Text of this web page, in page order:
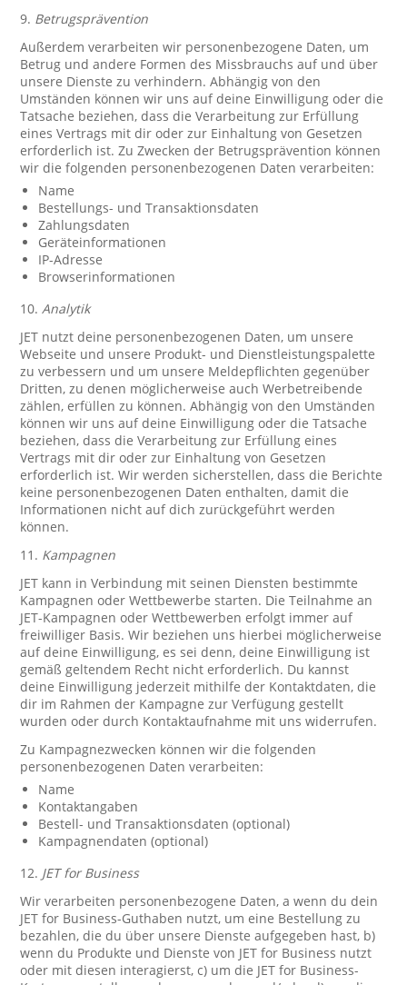
9. Betrugsprävention
Außerdem verarbeiten wir personenbezogene Daten, um
Betrug und andere Formen des Missbrauchs auf und über
unsere Dienste zu verhindern. Abhängig von den
Umständen können wir uns auf deine Einwilligung oder die
Tatsache beziehen, dass die Verarbeitung zur Erfüllung
eines Vertrags mit dir oder zur Einhaltung von Gesetzen
erforderlich ist. Zu Zwecken der Betrugsprävention können
wir die folgenden personenbezogenen Daten verarbeiten:
Name
Bestellungs- und Transaktionsdaten
Zahlungsdaten
Geräteinformationen
IP-Adresse
Browserinformationen
10.Analytik
JET nutzt deine personenbezogenen Daten, um unsere
Webseite und unsere Produkt- und Dienstleistungspalette
zu verbessern und um unsere Meldepflichten gegenüber
Dritten, zu denen möglicherweise auch Werbetreibende
zählen, erfüllen zu können. Abhängig von den Umständen
können wir uns auf deine Einwilligung oder die Tatsache
beziehen, dass die Verarbeitung zur Erfüllung eines
Vertrags mit dir oder zur Einhaltung von Gesetzen
erforderlich ist. Wir werden sicherstellen, dass die Berichte
keine personenbezogenen Daten enthalten, damit die
Informationen nicht auf dich zurückgeführt werden
können.
11. Kampagnen
JET kann in Verbindung mit seinen Diensten bestimmte
Kampagnen oder Wettbewerbe starten. Die Teilnahme an
JET-Kampagnen oder Wettbewerben erfolgt immer auf
freiwilliger Basis. Wir beziehen uns hierbei möglicherweise
auf deine Einwilligung, es sei denn, deine Einwilligung ist
gemäß geltendem Recht nicht erforderlich. Du kannst
deine Einwilligung jederzeit mithilfe der Kontaktdaten, die
dir im Rahmen der Kampagne zur Verfügung gestellt
wurden oder durch Kontaktaufnahme mit uns widerrufen.
Zu Kampagnezwecken können wir die folgenden
personenbezogenen Daten verarbeiten:
Name
Kontaktangaben
Bestell- und Transaktionsdaten (optional)
Kampagnendaten (optional)
12. JET for Business
Wir verarbeiten personenbezogene Daten, a wenn du dein
JET for Business-Guthaben nutzt, um eine Bestellung zu
bezahlen, die du über unsere Dienste aufgegeben hast, b)
wenn du Produkte und Dienste von JET for Business nutzt
oder mit diesen interagierst, c) um die JET for Business-